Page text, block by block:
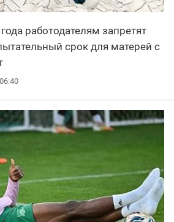
работодателям запретят
срок для матерей с